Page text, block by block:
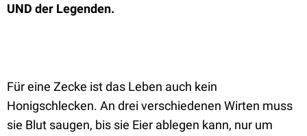
UND der Legenden.
Für eine Zecke ist das Leben auch kein
Honigschlecken. An drei verschiedenen Wirten muss
sie Blut saugen, bis sie Eier ablegen kann, nur um